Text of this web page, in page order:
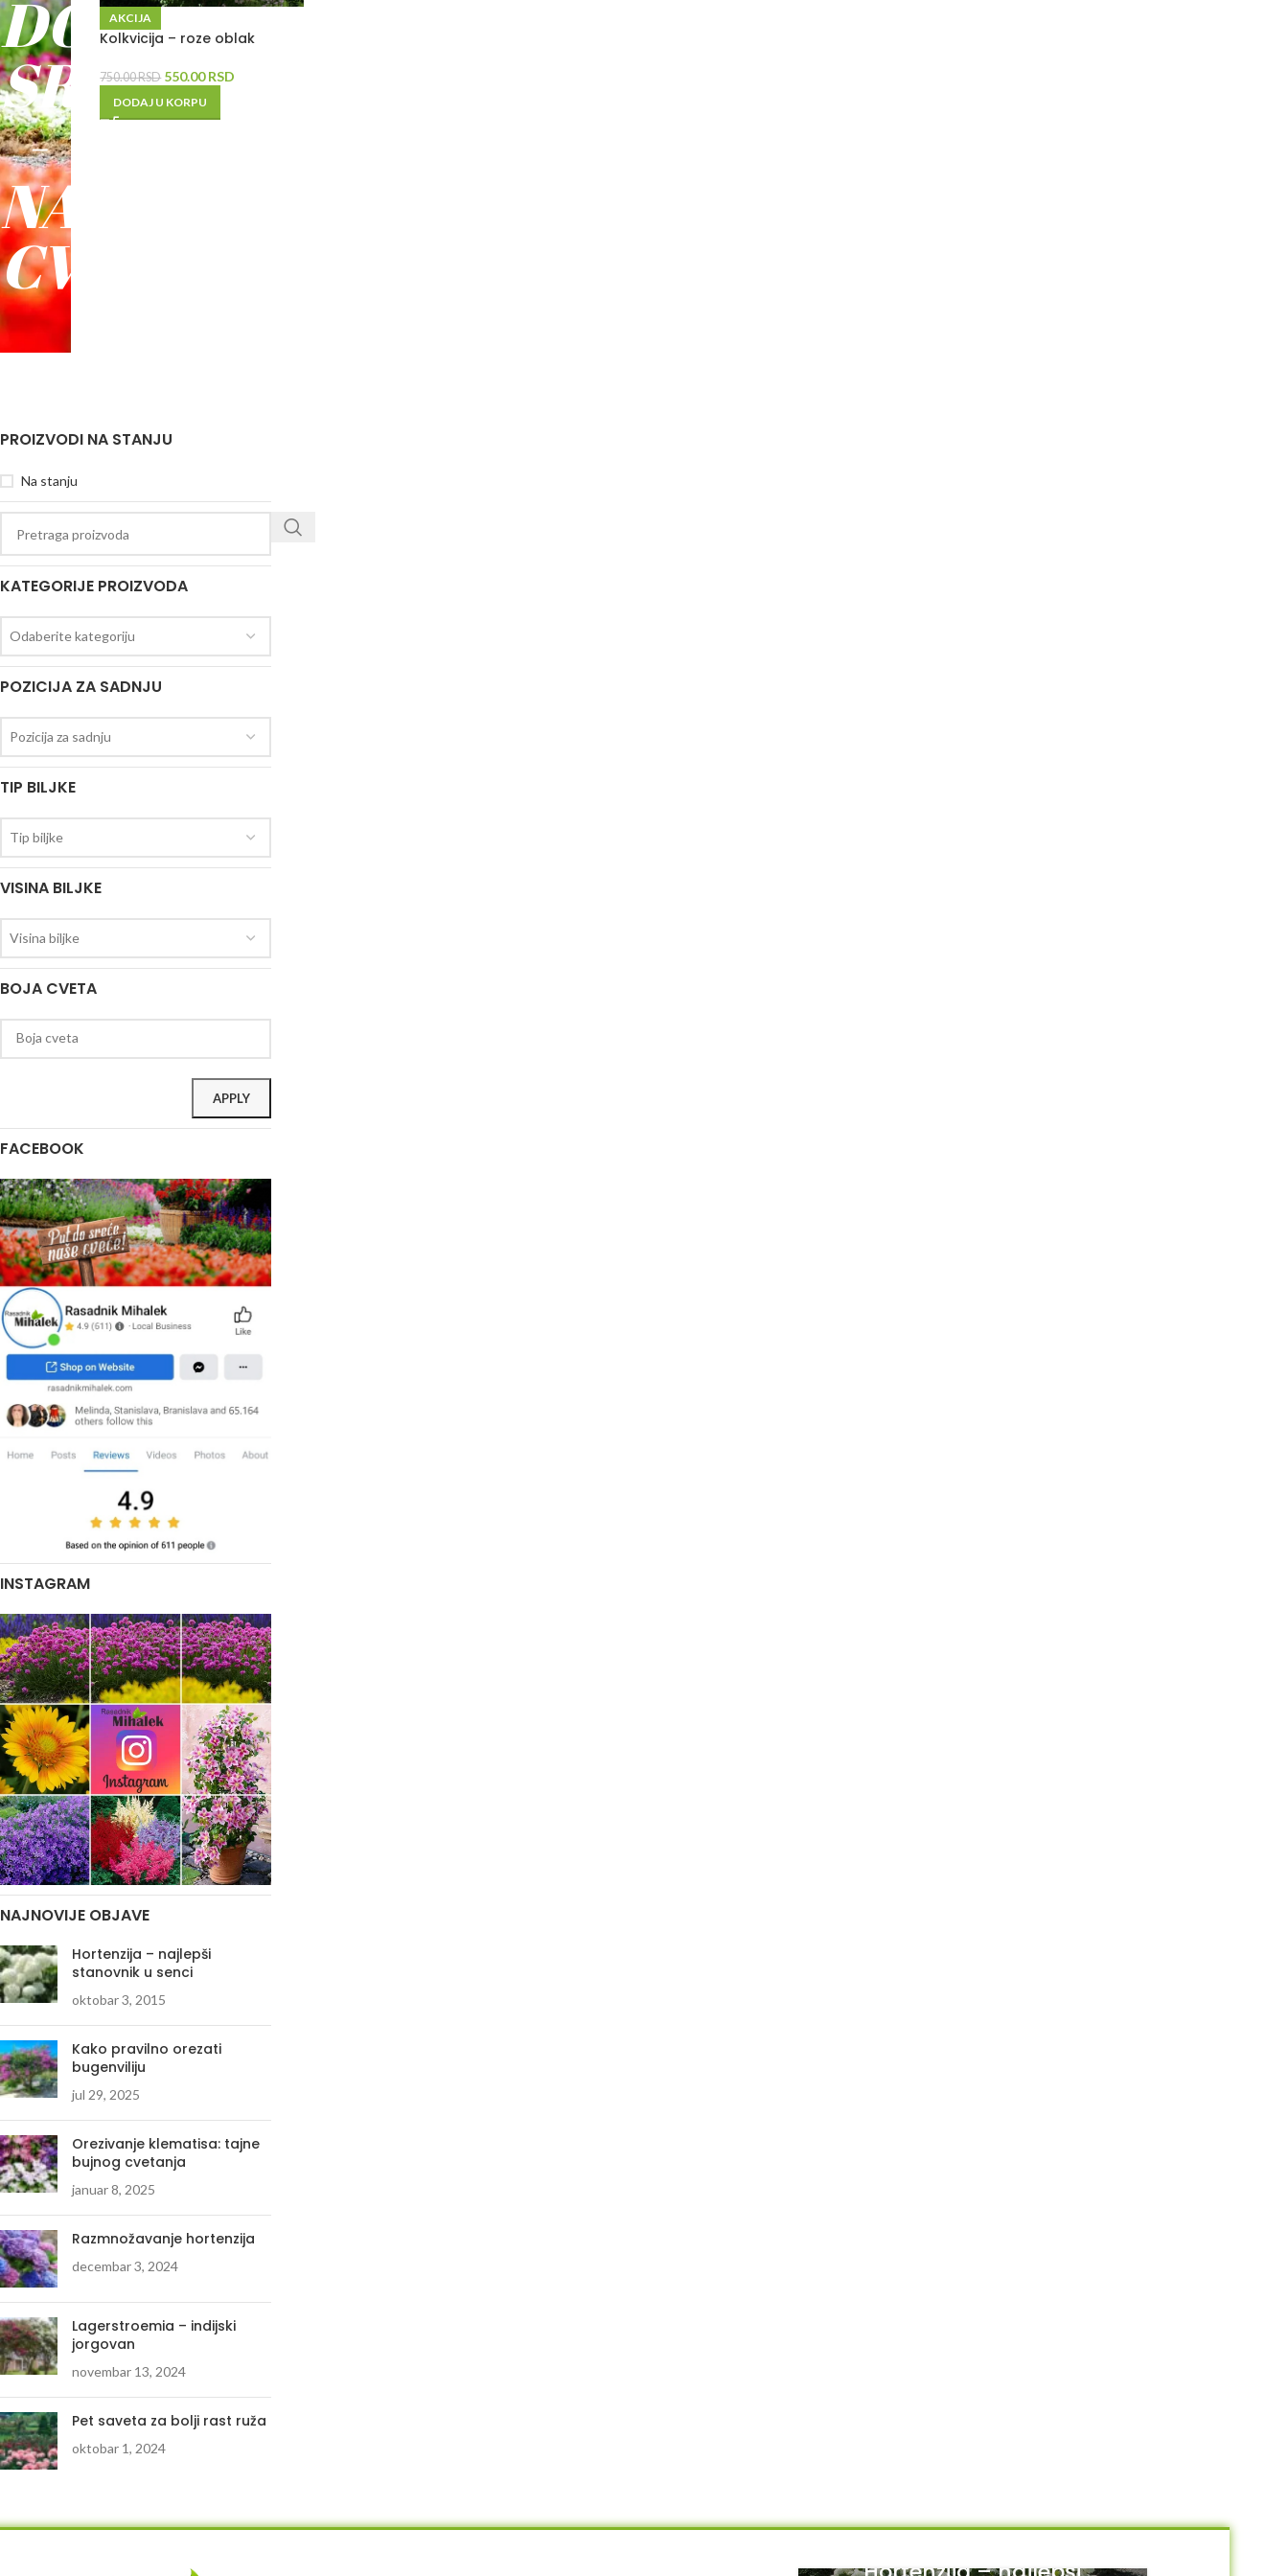
DO
SREĆE
-
NAŠE
CVEĆE
AKCIJA
Kolkvicija – roze oblak
750.00RSD 550.00RSD
DODAJ U KORPU
PROIZVODI NA STANJU
Na stanju
KATEGORIJE PROIZVODA
Odaberite kategoriju
POZICIJA ZA SADNJU
Pozicija za sadnju
TIP BILJKE
Tip biljke
VISINA BILJKE
Visina biljke
BOJA CVETA
APPLY
FACEBOOK
INSTAGRAM
NAJNOVIJE OBJAVE
Hortenzija – najlepši
stanovnik u senci
oktobar 3, 2015
Kako pravilno orezati
bugenviliju
jul 29, 2025
Orezivanje klematisa: tajne
bujnog cvetanja
januar 8, 2025
Razmnožavanje hortenzija
decembar 3, 2024
Lagerstroemia – indijski
jorgovan
novembar 13, 2024
Pet saveta za bolji rast ruža
oktobar 1, 2024